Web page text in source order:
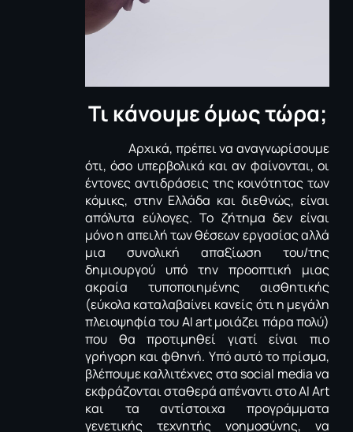
Τι κάνουμε όμως τώρα;
Αρχικά, πρέπει να αναγνωρίσουμε
ότι, όσο υπερβολικά και αν φαίνονται, οι
έντονες αντιδράσεις της κοινότητας των
κόμικς, στην Ελλάδα και διεθνώς, είναι
απόλυτα εύλογες. Το ζήτημα δεν είναι
μόνο η απειλή των θέσεων εργασίας αλλά
μια συνολική απαξίωση του/της
δημιουργού υπό την προοπτική μιας
ακραία τυποποιημένης αισθητικής
(εύκολα καταλαβαίνει κανείς ότι η μεγάλη
πλειοψηφία του ΑΙartμοιάζει πάρα πολύ)
που θα προτιμηθεί γιατί είναι πιο
γρήγορη και φθηνή. Υπό αυτό το πρίσμα,
βλέπουμε καλλιτέχνες στα social mediaνα
εκφράζονται σταθερά απέναντι στοAIArt
και τα αντίστοιχα προγράμματα
γενετικής τεχνητής νοημοσύνης, να